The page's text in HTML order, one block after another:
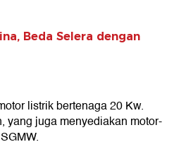
Beda Selera dengan
listrik bertenaga 20 Kw.
yang juga menyediakan motor-